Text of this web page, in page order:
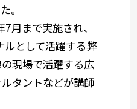
。
月まで実施され、
ルとして活躍する弊
現場で活躍する広
タントなどが講師